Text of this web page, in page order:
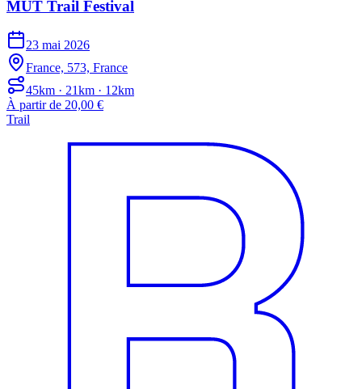
MUT Trail Festival
23 mai 2026
France, 573, France
45km · 21km · 12km
À partir de 20,00 €
Trail